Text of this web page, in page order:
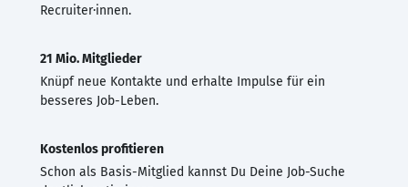
Recruiter·innen.
21 Mio. Mitglieder
Knüpf neue Kontakte und erhalte Impulse für ein
besseres Job-Leben.
Kostenlos profitieren
Schon als Basis-Mitglied kannst Du Deine Job-Suche